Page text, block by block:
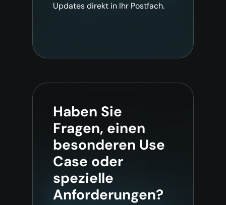
Updates direkt in Ihr Postfach.
Haben Sie
Fragen, einen
besonderen Use
Case oder
spezielle
Anforderungen?